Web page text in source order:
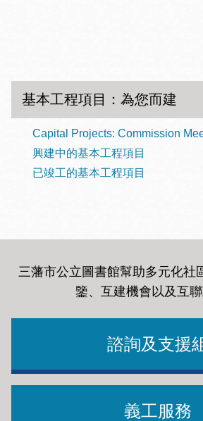
基本工程項目：為您而建
Capital Projects: Commission
興建中的基本工程項目
已竣工的基本工程項目
三藩市公立圖書館幫助多元化社
鑒、互建機會以及互
諮詢及支援
義工服務